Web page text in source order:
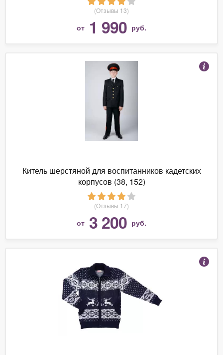
(Отзывы 13)
от 1 990 руб.
Китель шерстяной для воспитанников кадетских
корпусов (38, 152)
(Отзывы 17)
от 3 200 руб.